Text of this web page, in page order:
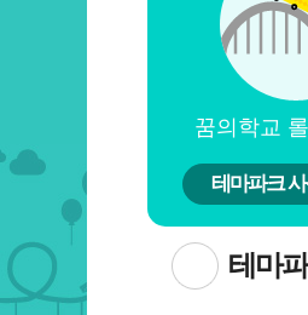
꿈의학교
테마파크
테마